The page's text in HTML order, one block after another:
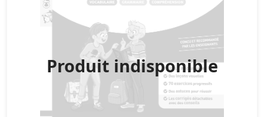
Produit indisponible